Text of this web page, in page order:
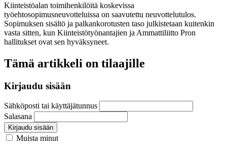
Kiinteistöalan toimihenkilöitä koskevissa
työehtosopimusneuvotteluissa on saavutettu neuvottelutulos.
Sopimuksen sisältö ja palkankorotusten taso julkistetaan kuitenkin
vasta sitten, kun Kiinteistötyönantajien ja Ammattiliitto Pron
hallitukset ovat sen hyväksyneet.
Tämä artikkeli on tilaajille
Kirjaudu sisään
Sähköposti tai käyttäjätunnus
Salasana
Kirjaudu sisään
Muista minut